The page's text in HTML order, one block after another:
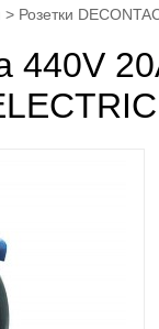
> Розетки
440V